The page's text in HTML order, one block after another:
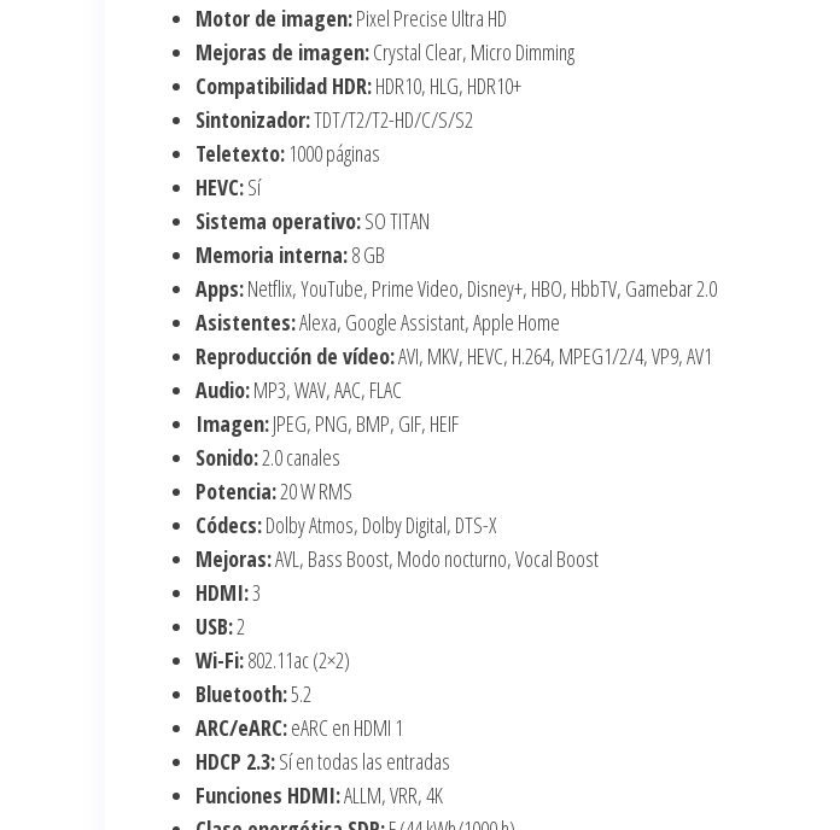
Motor de imagen:Pixel Precise Ultra HD
Mejoras de imagen:Crystal Clear, Micro Dimming
Compatibilidad HDR:HDR10, HLG, HDR10+
Sintonizador:TDT/T2/T2-HD/C/S/S2
Teletexto: 1000 páginas
HEVC:Sí
Sistema operativo:SO TITAN
Memoria interna:8 GB
Apps:Netflix, YouTube, Prime Video, Disney+, HBO, HbbTV, Gamebar 2.0
Asistentes:Alexa, Google Assistant, Apple Home
Reproducción de vídeo:AVI, MKV, HEVC, H.264, MPEG1/2/4, VP9, AV1
Audio:MP3, WAV, AAC, FLAC
Imagen:JPEG, PNG, BMP, GIF, HEIF
Sonido:2.0 canales
Potencia:20 W RMS
Códecs:Dolby Atmos, Dolby Digital, DTS-X
Mejoras:AVL, Bass Boost, Modo nocturno, Vocal Boost
HDMI:3
USB:2
Wi-Fi:802.11ac (2×2)
Bluetooth:5.2
ARC/eARC:eARC en HDMI 1
HDCP 2.3:Sí en todas las entradas
Funciones HDMI:ALLM, VRR, 4K